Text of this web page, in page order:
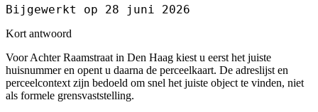
Bijgewerkt op 28 juni 2026
Kort antwoord
Voor Achter Raamstraat in Den Haag kiest u eerst het juiste
huisnummer en opent u daarna de perceelkaart. De adreslijst en
perceelcontext zijn bedoeld om snel het juiste object te vinden, niet
als formele grensvaststelling.